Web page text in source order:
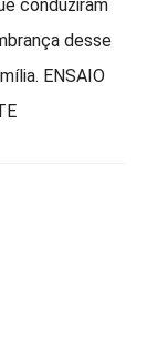
conduziram
desse
ENSAIO